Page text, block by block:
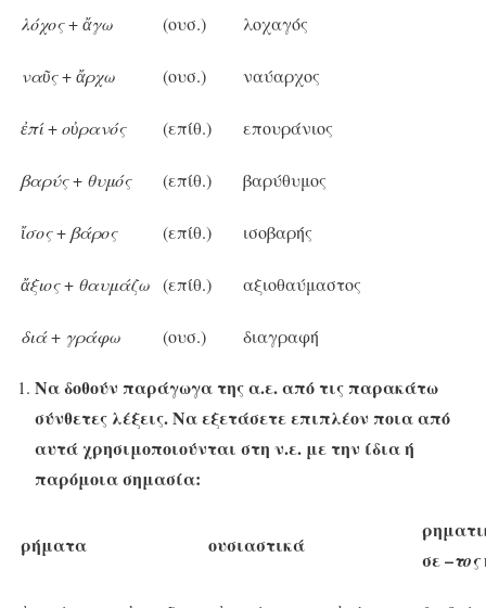
λόχος+ἄγω (ουσ.) λοχαγός
ναῦς+ἄρχω (ουσ.) ναύαρχος
ἐπί+οὐρανός (επίθ.) επουράνιος
βαρύς+ θυμός (επίθ.) βαρύθυμος
ἴσος+ βάρος (επίθ.) ισοβαρής
ἄξιος+ θαυμάζω (επίθ.) αξιοθαύμαστος
διά+ γράφω (ουσ.) διαγραφή
Να δοθούν παράγωγα της α.ε. από τις παρακάτω
σύνθετες λέξεις. Να εξετάσετε επιπλέον ποια από
αυτά χρησιμοποιούνται στη ν.ε. με την ίδια ή
παρόμοια σημασία:
ρήματα ουσιαστικά
σε –τος